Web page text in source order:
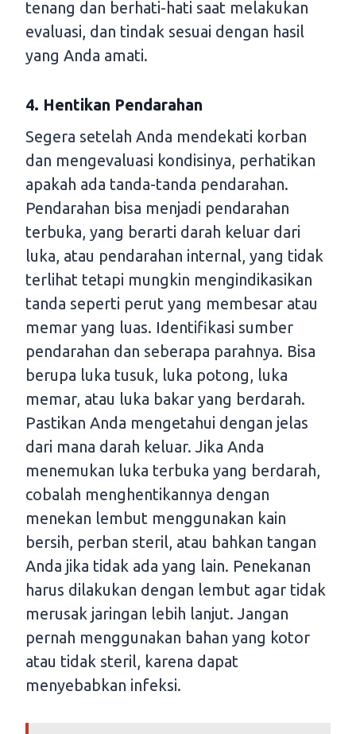
tenang dan berhati-hati saat melakukan
evaluasi, dan tindak sesuai dengan hasil
yang Anda amati.
4. Hentikan Pendarahan
Segera setelah Anda mendekati korban
dan mengevaluasi kondisinya, perhatikan
apakah ada tanda-tanda pendarahan.
Pendarahan bisa menjadi pendarahan
terbuka, yang berarti darah keluar dari
luka, atau pendarahan internal, yang tidak
terlihat tetapi mungkin mengindikasikan
tanda seperti perut yang membesar atau
memar yang luas. Identifikasi sumber
pendarahan dan seberapa parahnya. Bisa
berupa luka tusuk, luka potong, luka
memar, atau luka bakar yang berdarah.
Pastikan Anda mengetahui dengan jelas
dari mana darah keluar. Jika Anda
menemukan luka terbuka yang berdarah,
cobalah menghentikannya dengan
menekan lembut menggunakan kain
bersih, perban steril, atau bahkan tangan
Anda jika tidak ada yang lain. Penekanan
harus dilakukan dengan lembut agar tidak
merusak jaringan lebih lanjut. Jangan
pernah menggunakan bahan yang kotor
atau tidak steril, karena dapat
menyebabkan infeksi.